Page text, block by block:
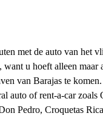
met de auto van het
u hoeft alleen
van Barajas te
auto of rent-a-car zoals
Pedro, Croquetas